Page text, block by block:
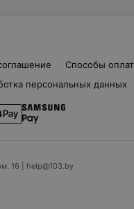
Способы
персональных данных
16 | help@103.by